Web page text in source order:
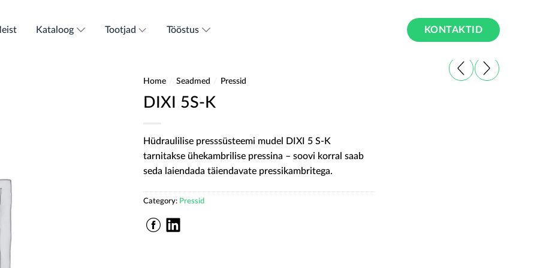
Kataloog Tootjad Tööstus KONTAKTID
Home Seadmed Pressid
DIXI 5S-K
Hüdraulilise presssüsteemi mudel DIXI 5 S-K
tarnitakse ühekambrilise pressina – soovi korral saab
seda laiendada täiendavate pressikambritega.
Category: Pressid